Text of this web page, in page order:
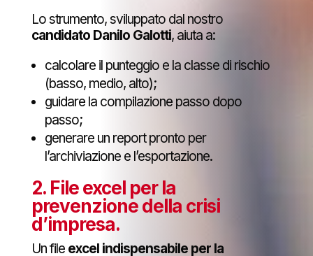
Lo strumento, sviluppato dal nostro
candidato Danilo Galotti, aiuta a:
calcolare il punteggio e la classe di rischio
(basso, medio, alto);
guidare la compilazione passo dopo
passo;
generare un report pronto per
l’archiviazione e l’esportazione.
2. File excel per la
prevenzione della crisi
d’impresa.
Un file excel indispensabile per la